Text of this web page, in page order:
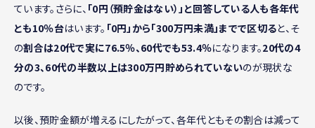
ています。さらに、 「0円（預貯金はない）」と回答している人も各年代
とも10％台はいます。 「0円」から「300万円未満」までで区切ると、そ
の割合は20代で実に76.5％、60代でも53.4％になります。20代の4
分の3、60代の半数以上は300万円貯められていないのが現状な
のです。
以後、預貯金額が増えるにしたがって、各年代ともその割合は減って